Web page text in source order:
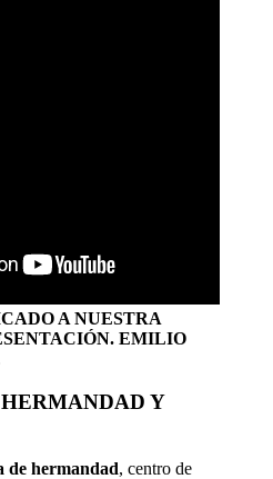
A NUESTRA
EMILIO
Y
de hermandad, centro de